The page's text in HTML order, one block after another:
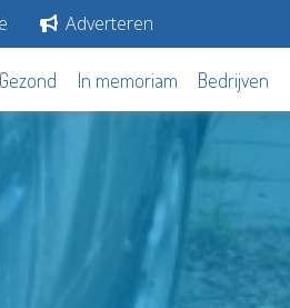
Adverteren
Gezond In memoriam Bedrijven